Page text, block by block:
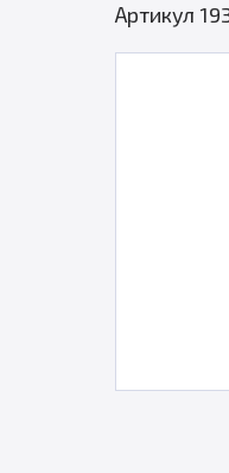
Артикул